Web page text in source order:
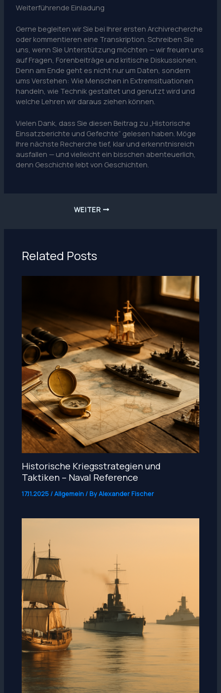
Weiterführende Einladung
Gerne begleiten wir Sie bei Ihrer ersten Archivrecherche
oder kommentieren eine Transkription. Schreiben Sie
uns, wenn Sie Unterstützung möchten — wir freuen uns
auf Fragen, Forenbeiträge und kritische Diskussionen.
Denn am Ende geht es nicht nur um Daten, sondern
ums Verstehen: Wie Menschen in Extremsituationen
handeln, wie Technik gestaltet und genutzt wird und
welche Lehren wir daraus ziehen können.
Vielen Dank, dass Sie diesen Beitrag zu „Historische
Einsatzberichte und Gefechte“ gelesen haben. Möge
Ihre nächste Recherche tief, klar und erkenntnisreich
ausfallen — und vielleicht ein bisschen abenteuerlich,
denn Geschichte lebt von Geschichten.
WEITER
Related Posts
Historische Kriegsstrategien und
Taktiken – Naval Reference
17.11.2025/Allgemein/ ByAlexander Fischer